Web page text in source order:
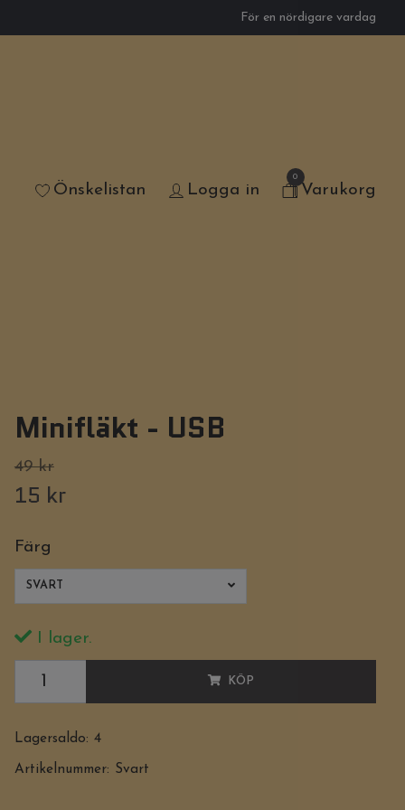
För en nördigare vardag
Önskelistan Logga in
0
Varukorg
Minifläkt - USB
49 kr
15 kr
Färg
SVART
I lager.
KÖP
Lagersaldo: 4
Artikelnummer: Svart